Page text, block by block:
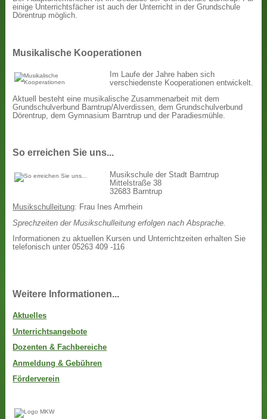
einige Unterrichtsfächer ist auch der Unterricht in der Grundschule
Dörentrup möglich.
Musikalische Kooperationen
Im Laufe der Jahre haben sich
verschiedenste Kooperationen entwickelt.
Aktuell besteht eine musikalische Zusammenarbeit mit dem
Grundschulverbund Barntrup/Alverdissen, dem Grundschulverbund
Dörentrup, dem Gymnasium Barntrup und der Paradiesmühle.
So erreichen Sie uns...
Musikschule der Stadt Barntrup
Mittelstraße 38
32683 Barntrup
Musikschulleitung: Frau Ines Amrhein
Sprechzeiten der Musikschulleitung erfolgen nach Absprache.
Informationen zu aktuellen Kursen und Unterrichtzeiten erhalten Sie
telefonisch unter 05263 409 -116
Weitere Informationen...
Aktuelles
Unterrichtsangebote
Dozenten & Fachbereiche
Anmeldung & Gebühren
Förderverein